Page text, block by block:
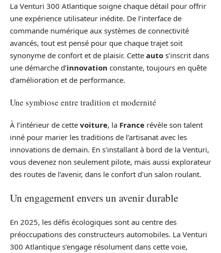
La Venturi 300 Atlantique soigne chaque détail pour offrir
une expérience utilisateur inédite. De l’interface de
commande numérique aux systèmes de connectivité
avancés, tout est pensé pour que chaque trajet soit
synonyme de confort et de plaisir. Cette auto s’inscrit dans
une démarche d’innovation constante, toujours en quête
d’amélioration et de performance.
Une symbiose entre tradition et modernité
À l’intérieur de cette voiture, la France révèle son talent
inné pour marier les traditions de l’artisanat avec les
innovations de demain. En s’installant à bord de la Venturi,
vous devenez non seulement pilote, mais aussi explorateur
des routes de l’avenir, dans le confort d’un salon roulant.
Un engagement envers un avenir durable
En 2025, les défis écologiques sont au centre des
préoccupations des constructeurs automobiles. La Venturi
300 Atlantique s’engage résolument dans cette voie,